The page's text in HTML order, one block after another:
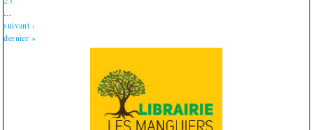
…
suivant ›
dernier »